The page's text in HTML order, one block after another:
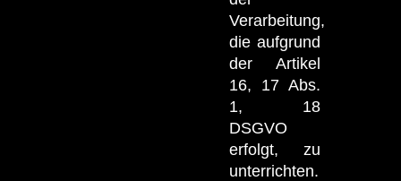
Verarbeitung,
die aufgrund
der Artikel
16, 17 Abs.
1, 18
DSGVO
erfolgt, zu
unterrichten.